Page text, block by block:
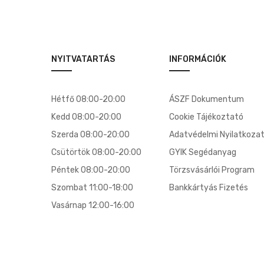
NYITVATARTÁS
Hétfő 08:00-20:00
Kedd 08:00-20:00
Szerda 08:00-20:00
Csütörtök 08:00-20:00
Péntek 08:00-20:00
Szombat 11:00-18:00
Vasárnap 12:00-16:00
INFORMÁCIÓK
ÁSZF Dokumentum
Cookie Tájékoztató
Adatvédelmi Nyilatkozat
GYIK Segédanyag
Törzsvásárlói Program
Bankkártyás Fizetés